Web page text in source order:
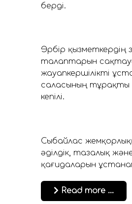
берді.
Әрбір қызметкердің
талаптарын
жауапкершілікті
саласының тұрақты
кепілі.
Сыбайлас
әділдік, тазалық
қағидаларын
Read more …